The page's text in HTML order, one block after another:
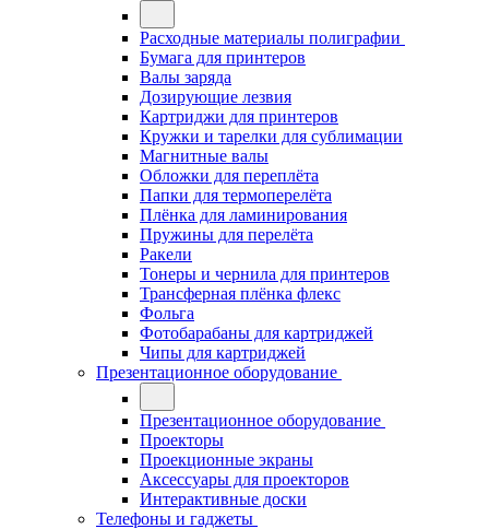
Расходные материалы полиграфии
Бумага для принтеров
Валы заряда
Дозирующие лезвия
Картриджи для принтеров
Кружки и тарелки для сублимации
Магнитные валы
Обложки для переплёта
Папки для термоперелёта
Плёнка для ламинирования
Пружины для перелёта
Ракели
Тонеры и чернила для принтеров
Трансферная плёнка флекс
Фольга
Фотобарабаны для картриджей
Чипы для картриджей
Презентационное оборудование
Презентационное оборудование
Проекторы
Проекционные экраны
Аксессуары для проекторов
Интерактивные доски
Телефоны и гаджеты